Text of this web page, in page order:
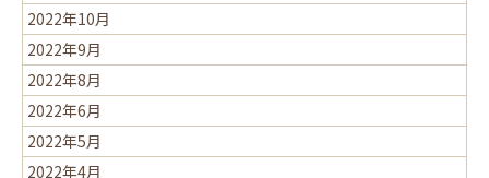
2022年10月
2022年9月
2022年8月
2022年6月
2022年5月
2022年4月